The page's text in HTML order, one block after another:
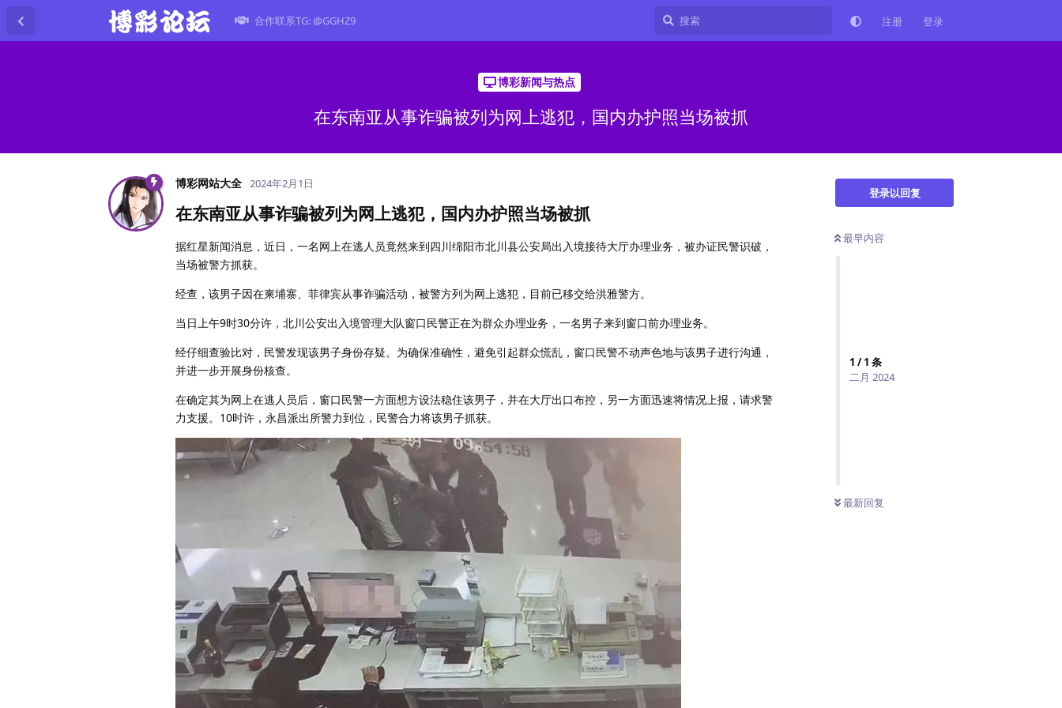
合作联系TG: @GGHZ9 注册 登录
博彩新闻与热点
在东南亚从事诈骗被列为网上逃犯，国内办护照当场被抓
登录以回复
最早内容
1 /1 条
二月 2024
最新回复
博彩网站大全 2024年2月1日
在东南亚从事诈骗被列为网上逃犯，国内办护照当场被抓
据红星新闻消息，近日，一名网上在逃人员竟然来到四川绵阳市北川县公安局出入境接待大厅办理业务，被办证民警识破，
当场被警方抓获。
经查，该男子因在柬埔寨、菲律宾从事诈骗活动，被警方列为网上逃犯，目前已移交给洪雅警方。
当日上午9时30分许，北川公安出入境管理大队窗口民警正在为群众办理业务，一名男子来到窗口前办理业务。
经仔细查验比对，民警发现该男子身份存疑。为确保准确性，避免引起群众慌乱，窗口民警不动声色地与该男子进行沟通，
并进一步开展身份核查。
在确定其为网上在逃人员后，窗口民警一方面想方设法稳住该男子，并在大厅出口布控，另一方面迅速将情况上报，请求警
力支援。10时许，永昌派出所警力到位，民警合力将该男子抓获。